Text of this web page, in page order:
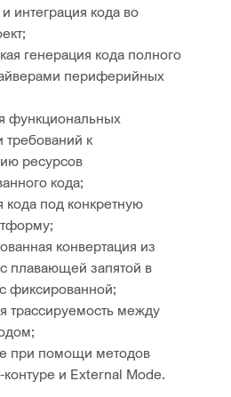
интеграция кода во
генерация кода полного
периферийных
функциональных
требований к
ресурсов
кода;
под конкретную
конвертация из
плавающей запятой в
фиксированной;
трассируемость между
при помощи методов
и External Mode.